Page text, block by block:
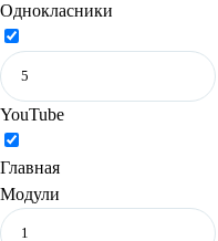
Однокласники
YouTube
Главная
Модули